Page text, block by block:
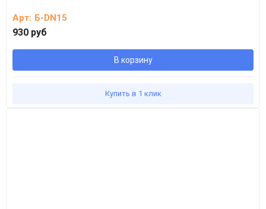
Арт: Б-DN15
930 руб
В корзину
Купить в 1 клик